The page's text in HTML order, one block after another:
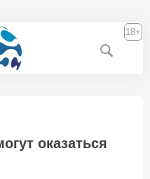
18+
оказаться